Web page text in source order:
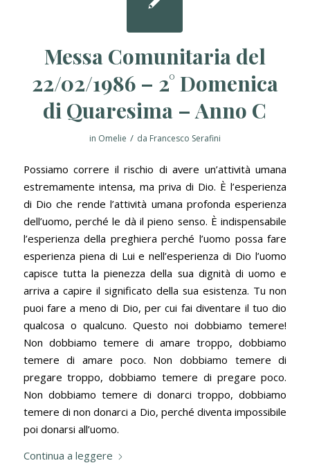
Messa Comunitaria del
22/02/1986 – 2° Domenica
di Quaresima – Anno C
in Omelie / da Francesco Serafini
Possiamo correre il rischio di avere un’attività umana
estremamente intensa, ma priva di Dio. È l’esperienza
di Dio che rende l’attività umana profonda esperienza
dell’uomo, perché le dà il pieno senso. È indispensabile
l’esperienza della preghiera perché l’uomo possa fare
esperienza piena di Lui e nell’esperienza di Dio l’uomo
capisce tutta la pienezza della sua dignità di uomo e
arriva a capire il significato della sua esistenza. Tu non
puoi fare a meno di Dio, per cui fai diventare il tuo dio
qualcosa o qualcuno. Questo noi dobbiamo temere!
Non dobbiamo temere di amare troppo, dobbiamo
temere di amare poco. Non dobbiamo temere di
pregare troppo, dobbiamo temere di pregare poco.
Non dobbiamo temere di donarci troppo, dobbiamo
temere di non donarci a Dio, perché diventa impossibile
poi donarsi all’uomo.
Continua a leggere